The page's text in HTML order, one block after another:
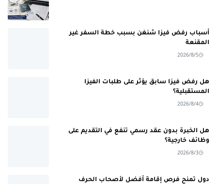
أسباب رفض فيزا شنغن بسبب خطة السفر غير
المقنعة
2026/8/5
هل رفض فيزا سابق يؤثر على طلبات الفيزا
المستقبلية؟
2026/8/4
هل الخبرة بدون عقد رسمي تنفع في التقديم على
وظائف خارجية؟
2026/8/3
دول تمنح فرص إقامة أفضل لأصحاب الحرف